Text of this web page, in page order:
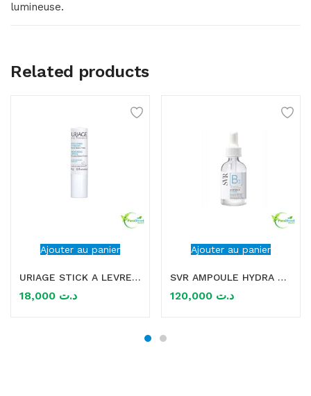
lumineuse.
Related products
Ajouter au panier
URIAGE STICK A LEVRES 4G
د.ت
Ajouter au panier
SVR AMPOULE HYDRA B 30ML PEAUX SENSIBLES 30ML
د.ت